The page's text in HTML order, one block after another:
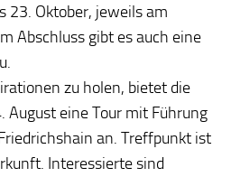
23. Oktober, jeweils am
Abschluss gibt es auch eine
zu holen, bietet die
eine Tour mit Führung
an. Treffpunkt ist
Interessierte sind